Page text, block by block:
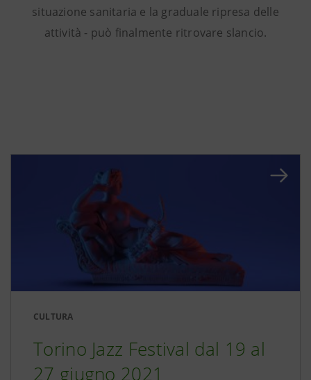
situazione sanitaria e la graduale ripresa delle
attività - può finalmente ritrovare slancio.
CULTURA
Torino Jazz Festival dal 19 al
27 giugno 2021